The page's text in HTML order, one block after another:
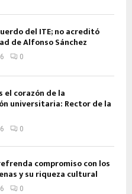
del ITE; no acreditó
de Alfonso Sánchez
0
el corazón de la
universitaria: Rector de la
0
compromiso con los
y su riqueza cultural
0